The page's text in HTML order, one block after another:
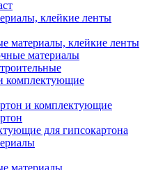
клейкие ленты
материалы, клейкие ленты
материалы
комплектующие
и комплектующие
для гипсокартона
материалы